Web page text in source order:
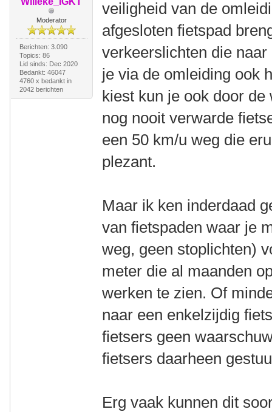
Moderator
Berichten: 3.090
Topics: 86
Lid sinds: Dec 2020
Bedankt: 46047
4760 x bedankt in
2042 berichten
veiligheid van de
afgesloten fietspad
verkeerslichten die
je via de omleiding ook
kiest kun je ook door
nog nooit verwarde
een 50 km/u weg die
plezant.
Maar ik ken inderdaad
van fietspaden waar je
weg, geen stoplichten)
meter die al maanden
werken te zien. Of
naar een enkelzijdig
fietsers geen
fietsers daarheen
Erg vaak kunnen dit